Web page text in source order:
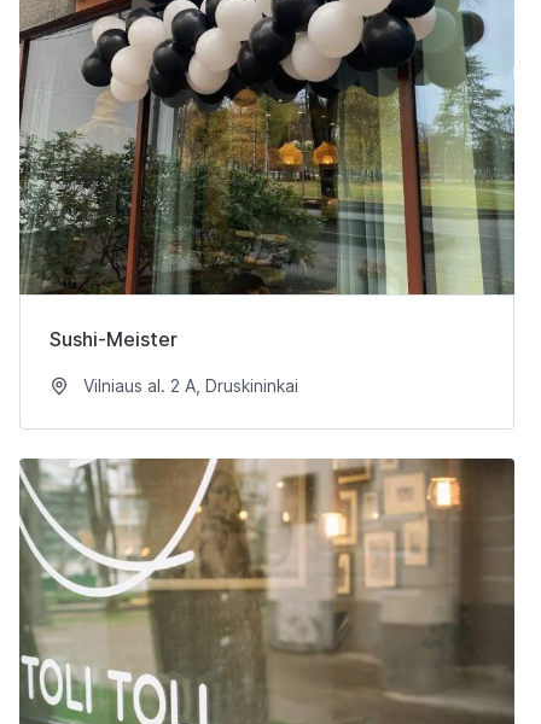
Sushi-Meister
Vilniaus al. 2 A, Druskininkai